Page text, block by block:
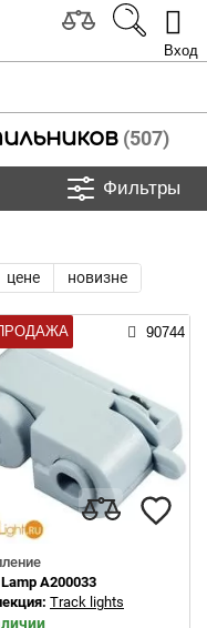
Вход
(507)
Фильтры
цене новизне
90744
A200033
Track lights